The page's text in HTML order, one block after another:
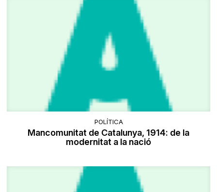
POLÍTICA
Mancomunitat de Catalunya, 1914: de la
modernitat a la nació